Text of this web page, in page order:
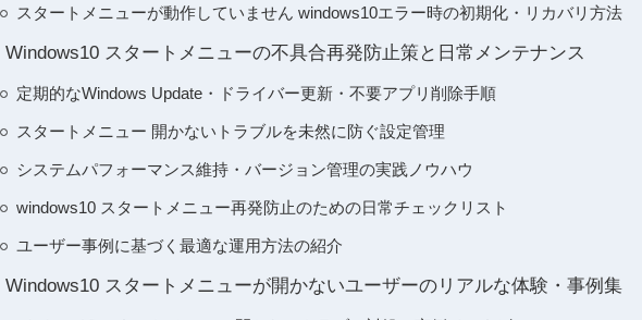
スタートメニューが動作していません windows10エラー時の初期化・リカバリ方法
Windows10 スタートメニューの不具合再発防止策と日常メンテナンス
定期的なWindows Update・ドライバー更新・不要アプリ削除手順
スタートメニュー 開かないトラブルを未然に防ぐ設定管理
システムパフォーマンス維持・バージョン管理の実践ノウハウ
windows10 スタートメニュー再発防止のための日常チェックリスト
ユーザー事例に基づく最適な運用方法の紹介
Windows10 スタートメニューが開かないユーザーのリアルな体験・事例集